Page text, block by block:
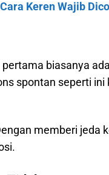
Keren Wajib
biasanya
spontan seperti ini
memberi jeda